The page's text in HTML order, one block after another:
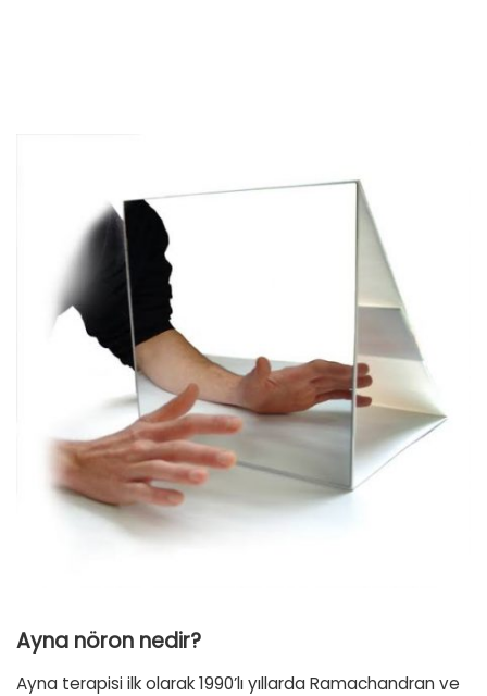
Ayna nöron nedir?
Ayna terapisi ilk olarak 1990’lı yıllarda Ramachandran ve